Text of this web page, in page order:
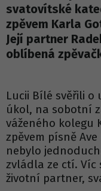
svatovítské
zpěvem Karla
Její partner
oblíbená
Lucii Bílé svěřili
úkol, na sobotní
váženého kolegu
zpěvem písně
nebylo
zvládla ze ctí. Víc
životní partner,